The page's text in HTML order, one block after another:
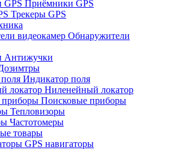
Приёмники GPS
Трекеры GPS
Обнаружители
Антижучки
Индикатор поля
Ниленейный локатор
Поисковые приборы
Тепловизоры
Частотомеры
товары
GPS навигаторы